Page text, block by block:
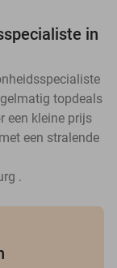
in
topdeals
een kleine prijs
een stralende
.